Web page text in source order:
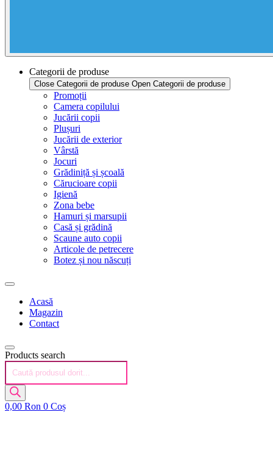
Categorii de produse
Close Categorii de produse Open Categorii de produse
Promoții
Camera copilului
Jucării copii
Plușuri
Jucării de exterior
Vârstă
Jocuri
Grădiniță și școală
Cărucioare copii
Igienă
Zona bebe
Hamuri și marsupii
Casă și grădină
Scaune auto copii
Articole de petrecere
Botez și nou născuți
Acasă
Magazin
Contact
Products search
0,00 Ron 0 Coș